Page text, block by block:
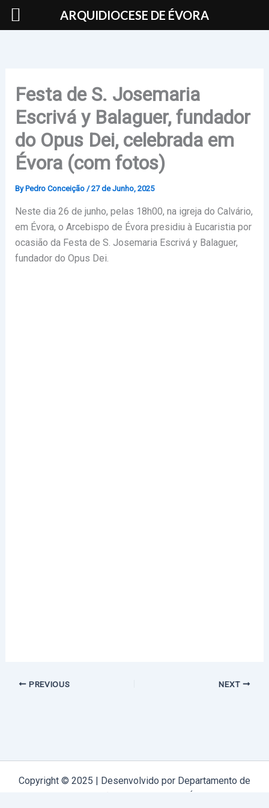
Skip
Festa de S. Josemaria
Escrivá y Balaguer, fundador
do Opus Dei, celebrada em
Évora (com fotos)
By Pedro Conceição /27 de Junho, 2025
Neste dia 26 de junho, pelas 18h00, na igreja do Calvário,
em Évora, o Arcebispo de Évora presidiu à Eucaristia por
ocasião da Festa de S. Josemaria Escrivá y Balaguer,
fundador do Opus Dei.
PREVIOUS NEXT
Copyright © 2025 | Desenvolvido por Departamento de
ARQUIDIOCESE DE ÉVORA